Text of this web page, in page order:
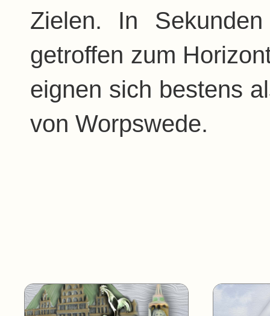
Zielen. In
getroffen zum
eignen sich bestens
von Worpswede.